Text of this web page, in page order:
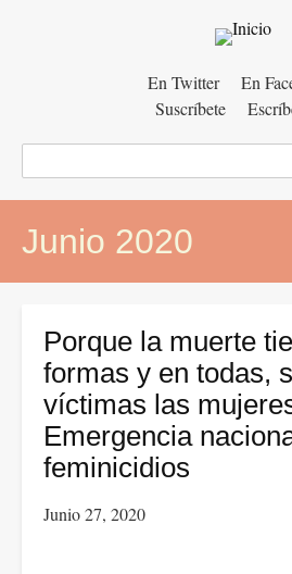
En Twitter
En
Suscríbete
Junio 2020
Porque la muerte
formas y en todas,
víctimas las
Emergencia
feminicidios
Junio 27, 2020